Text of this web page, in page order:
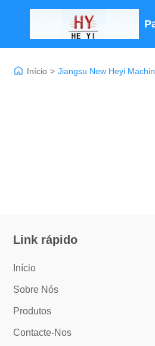
Início > Jiangsu New Heyi
Link rápido
Início
Sobre Nós
Produtos
Contacte-Nos